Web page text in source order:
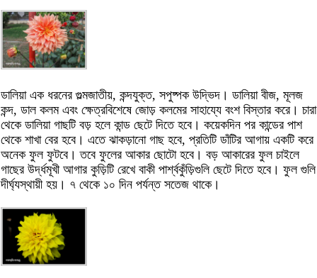
ডালিয়া এক ধরনের গুল্মজাতীয়, কন্দযুক্ত, সপুষ্পক উদ্ভিদ। ডালিয়া বীজ, মূলজ
কন্দ, ডাল কলম এবং ক্ষেত্রবিশেষে জোড় কলমের সাহায্যে বংশ বিস্তার করে। চারা
থেকে ডালিয়া গাছটি বড় হলে কান্ড ছেটে দিতে হবে। কয়েকদিন পর কান্ডের পাশ
থেকে শাখা বের হবে। এতে ঝাকড়ানো গাছ হবে, প্রতিটি ডাঁটির আগায় একটি করে
অনেক ফুল ফুটবে। তবে ফুলের আকার ছোটো হবে। বড় আকারের ফুল চাইলে
গাছের উর্দ্ধমূখী আগার কুড়িটি রেখে বাকী পার্শ্বকুঁড়িগুলি ছেটে দিতে হবে। ফুল গুলি
দীর্ঘ্যস্থায়ী হয়। ৭ থেকে ১০ দিন পর্যন্ত সতেজ থাকে।